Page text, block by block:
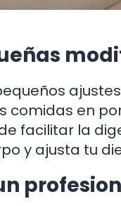
comidas en
facilitar la
y ajusta tu